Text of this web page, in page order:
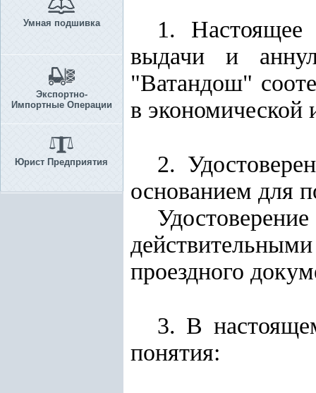
Умная подшивка
Экспортно-
Импортные Операции
Юрист Предприятия
1. Настоящее
выдачи и
"Ватандош"
в
2.
основанием для
проездного
3. В
понятия: